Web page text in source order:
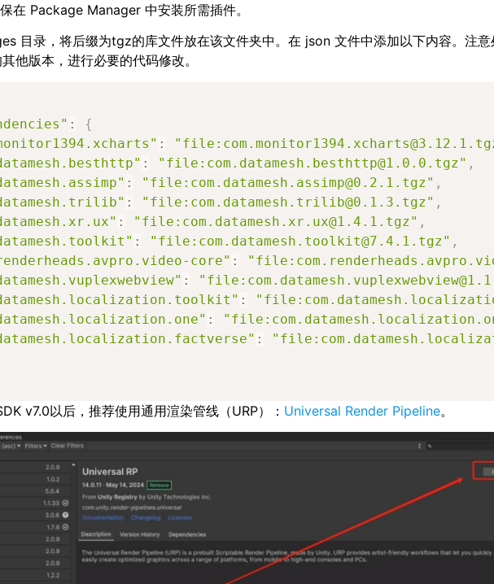
在 Package Manager 中安装所需插件。
目录，将后缀为tgz的库文件放在该文件夹中。在 json 文件中添加以下内容。注意
他版本，进行必要的代码修改。
:
{
:
: "file:com.datamesh.besthttp@1.0.0.tgz" ,
: "file:com.datamesh.assimp@0.2.1.tgz" ,
: "file:com.datamesh.trilib@0.1.3.tgz" ,
: "file:com.datamesh.xr.ux@1.4.1.tgz" ,
: "file:com.datamesh.toolkit@7.4.1.tgz" ,
core" :
:
:
:
:
v7.0以后，推荐使用通用渲染管线（URP）： Universal Render Pipeline。